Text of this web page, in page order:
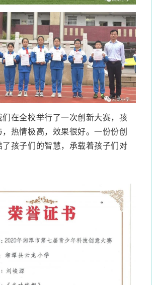
们在全校举行了一次创新大赛，孩
热情极高，效果很好。一份份创
了孩子们的智慧，承载着孩子们对